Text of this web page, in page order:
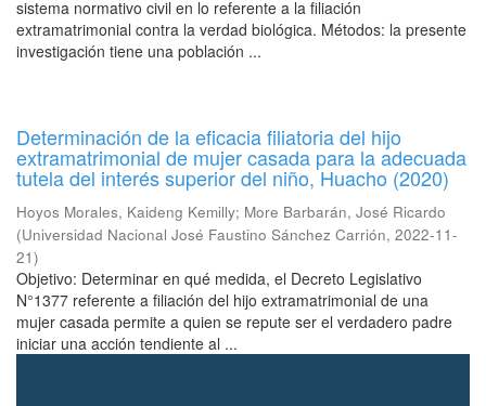
sistema normativo civil en lo referente a la filiación
extramatrimonial contra la verdad biológica. Métodos: la presente
investigación tiene una población ...
Determinación de la eficacia filiatoria del hijo
extramatrimonial de mujer casada para la adecuada
tutela del interés superior del niño, Huacho (2020)
Hoyos Morales, Kaideng Kemilly; More Barbarán, José Ricardo
(Universidad Nacional José Faustino Sánchez Carrión, 2022-11-
21)
Objetivo: Determinar en qué medida, el Decreto Legislativo
N°1377 referente a filiación del hijo extramatrimonial de una
mujer casada permite a quien se repute ser el verdadero padre
iniciar una acción tendiente al ...